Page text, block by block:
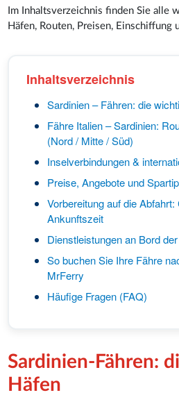
Im Inhaltsverzeichnis finden Sie alle
Häfen, Routen, Preisen, Einschiffung
Inhaltsverzeichnis
Sardinien – Fähren: die
Fähre Italien – Sardinien:
(Nord / Mitte / Süd)
Inselverbindungen &
Preise, Angebote und
Vorbereitung auf die
Ankunftszeit
Dienstleistungen an Bord
So buchen Sie Ihre Fähre
MrFerry
Häufige Fragen (FAQ)
Sardinien-Fähren:
Häfen